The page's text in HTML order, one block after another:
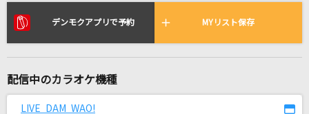
リアルタイムで歌われている曲の一覧
朱夏
デンモクアプリで予約 MYリスト保存
配信中のカラオケ機種
LIVE DAM WAO!